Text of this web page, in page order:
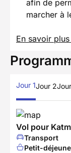
afin de
marcher à
En savoir
Jour 1Jour 2
Vol pour
Transport
Petit-